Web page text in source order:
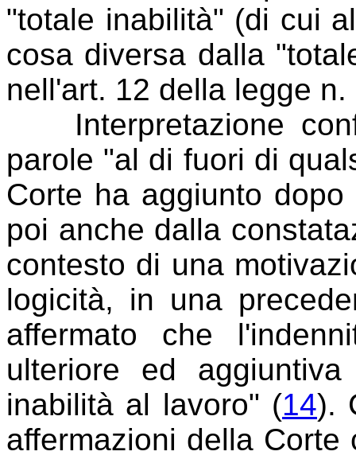
"totale inabilità" (di cui
cosa diversa dalla
nell'art. 12 della legge n.
Interpretazione
parole "al di fuori di
Corte ha aggiunto
poi anche dalla
contesto di una
logicità, in una
affermato che
ulteriore ed
inabilità al lavoro" (14).
affermazioni della